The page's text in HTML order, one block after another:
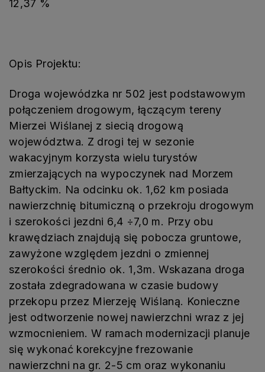
12,37 %
Opis Projektu:
Droga wojewódzka nr 502 jest podstawowym
połączeniem drogowym, łączącym tereny
Mierzei Wiślanej z siecią drogową
województwa. Z drogi tej w sezonie
wakacyjnym korzysta wielu turystów
zmierzających na wypoczynek nad Morzem
Bałtyckim. Na odcinku ok. 1,62 km posiada
nawierzchnię bitumiczną o przekroju drogowym
i szerokości jezdni 6,4 ÷7,0 m. Przy obu
krawędziach znajdują się pobocza gruntowe,
zawyżone względem jezdni o zmiennej
szerokości średnio ok. 1,3m. Wskazana droga
została zdegradowana w czasie budowy
przekopu przez Mierzeję Wiślaną. Konieczne
jest odtworzenie nowej nawierzchni wraz z jej
wzmocnieniem. W ramach modernizacji planuje
się wykonać korekcyjne frezowanie
nawierzchni na gr. 2-5 cm oraz wykonaniu